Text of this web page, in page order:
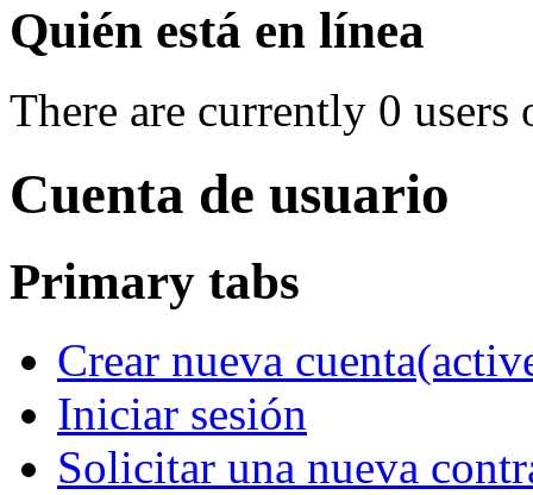
Quién está en línea
There are currently 0 users
Cuenta de usuario
Primary tabs
Crear nueva cuenta
Iniciar sesión
Solicitar una nueva